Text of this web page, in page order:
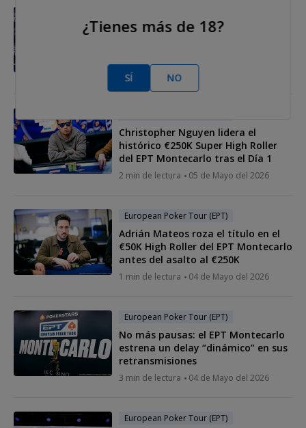
Joris Ruijs se lleva el PokerStars
2 min de lectura
Christopher Nguyen lidera el
histórico €250K Super High Roller
del EPT Montecarlo tras el Día 1
2 min de lectura 05 de Mayo del 2026
European Poker Tour (EPT)
Adrián Mateos roza el título en el
€50K High Roller del EPT Montecarlo
antes del asalto al €250K
1 min de lectura 04 de Mayo del 2026
European Poker Tour (EPT)
No más pausas: el EPT Montecarlo
estrena un delay “dinámico” en sus
retransmisiones
3 min de lectura 04 de Mayo del 2026
European Poker Tour (EPT)
¿Tienes más de 18?
SÍ NO